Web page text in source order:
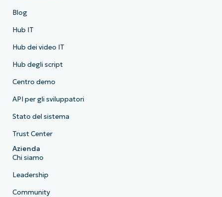
Blog
Hub IT
Hub dei video IT
Hub degli script
Centro demo
API per gli sviluppatori
Stato del sistema
Trust Center
Azienda
Chi siamo
Leadership
Community